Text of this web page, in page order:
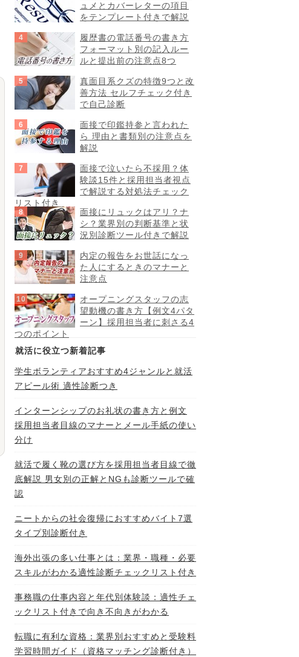
ュメとカバーレターの項目
をテンプレート付きで解説
履歴書の電話番号の書き方
フォーマット別の記入ルー
ルと提出前の注意点8つ
真面目系クズの特徴9つと改
善方法 セルフチェック付き
で自己診断
面接で印鑑持参と言われた
ら 理由と書類別の注意点を
解説
面接で泣いたら不採用？体
験談15件と採用担当者視点
で解説する対処法チェック
リスト付き
面接にリュックはアリ？ナ
シ？業界別の判断基準と状
況別診断ツール付きで解説
内定の報告をお世話になっ
た人にするときのマナーと
注意点
オープニングスタッフの志
望動機の書き方【例文4パタ
ーン】採用担当者に刺さる4
つのポイント
就活に役立つ新着記事
学生ボランティアおすすめ4ジャンルと就活
アピール術 適性診断つき
インターンシップのお礼状の書き方と例文
採用担当者目線のマナーとメール手紙の使い
分け
就活で履く靴の選び方を採用担当者目線で徹
底解説 男女別の正解とNGも診断ツールで確
認
ニートからの社会復帰におすすめバイト7選
タイプ別診断付き
海外出張の多い仕事とは：業界・職種・必要
スキルがわかる適性診断チェックリスト付き
事務職の仕事内容と年代別体験談：適性チェ
ックリスト付きで向き不向きがわかる
転職に有利な資格：業界別おすすめと受験料
学習時間ガイド（資格マッチング診断付き）